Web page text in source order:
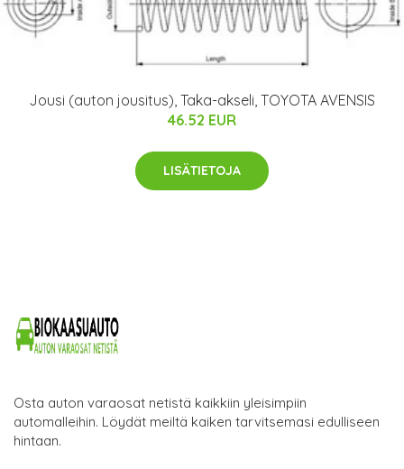
Jousi (auton jousitus), Taka-akseli, TOYOTA AVENSIS
46.52 EUR
LISÄTIETOJA
Osta auton varaosat netistä kaikkiin yleisimpiin
automalleihin. Löydät meiltä kaiken tarvitsemasi edulliseen
hintaan.